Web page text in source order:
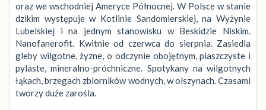
oraz we wschodniej Ameryce Północnej. W Polsce w stanie
dzikim występuje w Kotlinie Sandomierskiej, na Wyżynie
Lubelskiej i na jednym stanowisku w Beskidzie Niskim.
Nanofanerofit. Kwitnie od czerwca do sierpnia. Zasiedla
gleby wilgotne, żyzne, o odczynie obojętnym, piaszczyste i
pylaste, mineralno-próchniczne. Spotykany na wilgotnych
łąkach, brzegach zbiorników wodnych, w olszynach. Czasami
tworzy duże zarośla.